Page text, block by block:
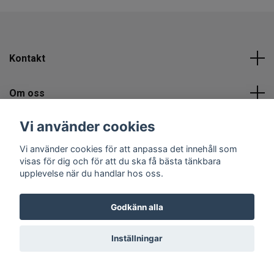
Kontakt
Om oss
Sociala medier
© 2026 Hedvig Inredning & Design
Vi använder cookies
Vi använder cookies för att anpassa det innehåll som
visas för dig och för att du ska få bästa tänkbara
upplevelse när du handlar hos oss.
Godkänn alla
Inställningar